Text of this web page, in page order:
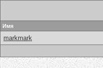
Имя
markmark